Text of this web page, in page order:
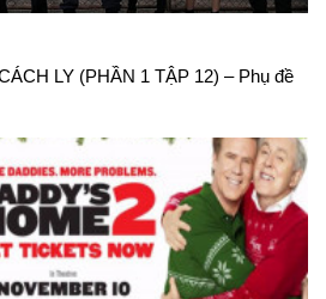
LY (PHẦN 1 TẬP 12) – Phụ đề